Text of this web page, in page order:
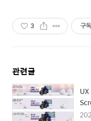
3 구
관련글